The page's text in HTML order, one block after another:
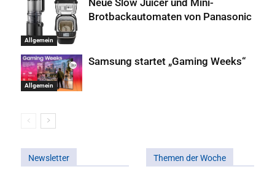
Allgemein
Neue Slow Juicer und Mini-
Brotbackautomaten von Panasonic
Allgemein
Samsung startet „Gaming Weeks“
Newsletter Themen der Woche